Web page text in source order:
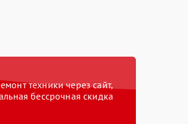
техники через сайт,
бессрочная скидка